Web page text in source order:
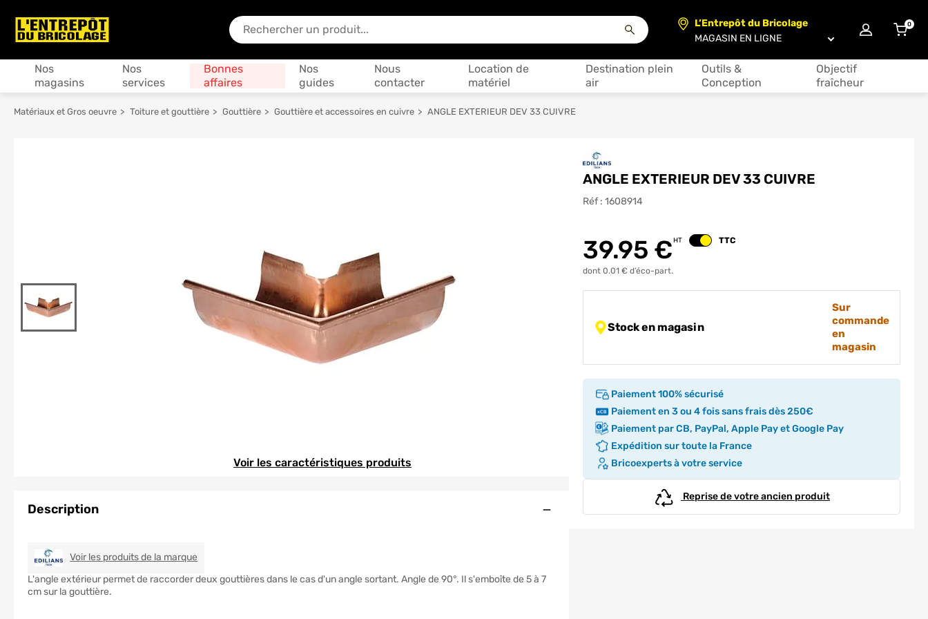
En quoi puis-je vous aider ? L’Entrepôt du Bricolage
Choisir un magasin
0article
Nos
magasins
Nos
services
Bonnes
affaires
Nos
guides
Nous
contacter
Location de
matériel
Destination plein
air
Outils &
Conception
Objectif
fraîcheur
Matériaux et Gros oeuvre Toiture et gouttière Gouttière Gouttière et accessoires en cuivre ANGLE EXTERIEUR DEV 33 CUIVRE
ANGLE EXTERIEUR DEV 33 CUIVRE
Réf : 1608914
HT Changer le prix
TTC
39.95 €
dont 0.01 € d’éco-part.
Stock en magasin
Sur
commande
en
magasin
Paiement 100% sécurisé
Paiement en 3 ou 4 fois sans frais dès 250€
Paiement par CB, PayPal, Apple Pay et Google Pay
Expédition sur toute la France
Bricoexperts à votre service
Reprise de votre ancien produit
Voir les caractéristiques produits
Description Ouvert
Voir les produits de la marque
L'angle extérieur permet de raccorder deux gouttières dans le cas d'un angle sortant. Angle de 90°. Il s'emboîte de 5 à 7
cm sur la gouttière.